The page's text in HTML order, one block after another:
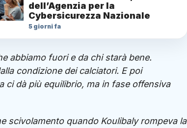
dell’Agenzia per la
Cybersicurezza Nazionale
5 giorni fa
abbiamo fuori e da chi starà bene.
condizione dei calciatori. E poi
ci dà più equilibrio, ma in fase offensiva
scivolamento quando Koulibaly rompeva la